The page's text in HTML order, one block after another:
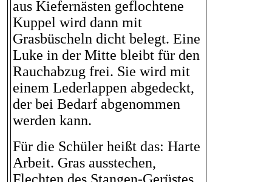
aus Kiefernästen geflochtene
Kuppel wird dann mit
Grasbüscheln dicht belegt. Eine
Luke in der Mitte bleibt für den
Rauchabzug frei. Sie wird mit
einem Lederlappen abgedeckt,
der bei Bedarf abgenommen
werden kann.
Für die Schüler heißt das: Harte
Arbeit. Gras ausstechen,